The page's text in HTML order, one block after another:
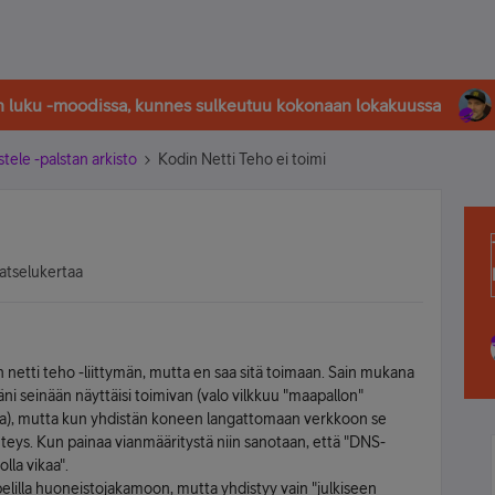
luku -moodissa, kunnes sulkeutuu kokonaan lokakuussa
-palstan arkisto Kodin Netti Teho ei toimi
teho -liittymän, mutta en saa sitä toimaan. Sain mukana
seinään näyttäisi toimivan (valo vilkkuu "maapallon"
mutta kun yhdistän koneen langattomaan verkkoon se
Kun painaa vianmääritystä niin sanotaan, että "DNS-
vikaa".
huoneistojakamoon, mutta yhdistyy vain "julkiseen